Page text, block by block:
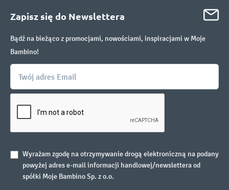
Zapisz się do Newslettera
Bądź na bieżąco z promocjami, nowościami, inspiracjami w Moje
Bambino!
Wyrażam zgodę na otrzymywanie drogą elektroniczną na podany
powyżej adres e-mail informacji handlowej/newslettera od
spółki Moje Bambino Sp. z o.o.